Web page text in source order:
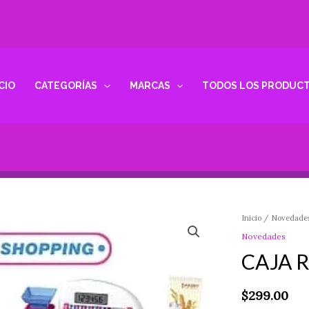
CATEGORÍAS MARCAS TODOS LOS
Inicio /
Novedades
CAJA
$299.00